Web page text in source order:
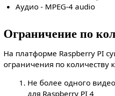
Аудио - MPEG-4 audio
Ограничение по
На платформе Raspberry PI
ограничения по количеству
Не более одного
для Raspberry PI 4